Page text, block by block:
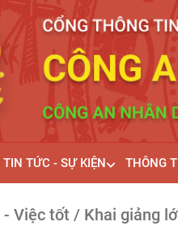
TIN TỨC - SỰ KIỆN THÔNG
Việc tốt / Khai giảng